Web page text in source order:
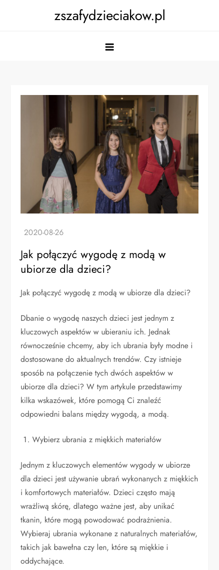
zszafydzieciakow.pl
Jak połączyć wygodę z modą w
ubiorze dla dzieci?
Jak połączyć wygodę z modą w ubiorze dla dzieci?
Dbanie o wygodę naszych dzieci jest jednym z
kluczowych aspektów w ubieraniu ich. Jednak
równocześnie chcemy, aby ich ubrania były modne i
dostosowane do aktualnych trendów. Czy istnieje
sposób na połączenie tych dwóch aspektów w
ubiorze dla dzieci? W tym artykule przedstawimy
kilka wskazówek, które pomogą Ci znaleźć
odpowiedni balans między wygodą, a modą.
Wybierz ubrania z miękkich materiałów
Jednym z kluczowych elementów wygody w ubiorze
dla dzieci jest używanie ubrań wykonanych z miękkich
i komfortowych materiałów. Dzieci często mają
wrażliwą skórę, dlatego ważne jest, aby unikać
tkanin, które mogą powodować podrażnienia.
Wybieraj ubrania wykonane z naturalnych materiałów,
takich jak bawełna czy len, które są miękkie i
oddychające.